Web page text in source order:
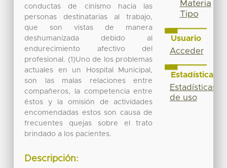
conductas de cinismo hacia las
personas destinatarias al trabajo,
que son vistas de manera
deshumanizada debido al
endurecimiento afectivo del
profesional. (1)Uno de los problemas
actuales en un Hospital Municipal,
son las malas relaciones entre
compañeros, la competencia entre
éstos y la omisión de actividades
encomendadas estos son causa de
frecuentes quejas sobre el trato
brindado a los pacientes.
Descripción:
Materia
Tipo
Usuario
Acceder
Estadísticas
Estadísticas
de uso